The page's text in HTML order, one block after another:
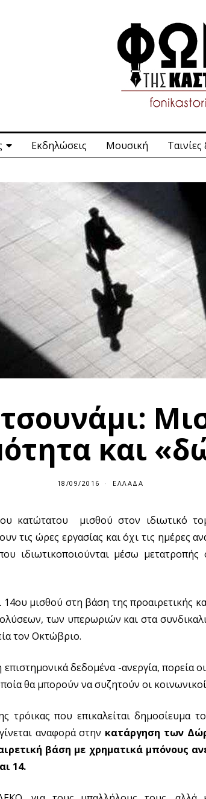
Εκδηλώσεις Μουσική Ταινίες
και
18/09/2016 ΕΛΛΆΔΑ
κατώτατου μισθού στον ιδιωτικό
τις ώρες εργασίας και όχι τις ημέρες
ιδιωτικοποιούνται μέσω
14ου μισθού στη βάση της προαιρετικής
των υπερωριών και στα
τον Οκτώβριο.
δεδομένα -ανεργία, πορεία
θα μπορούν να συζητούν οι
τρόικας που επικαλείται δημοσίευμα
αναφορά στην κατάργηση των
βάση με χρηματικά μπόνους
14.